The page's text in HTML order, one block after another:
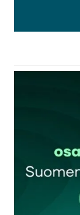
kentät on